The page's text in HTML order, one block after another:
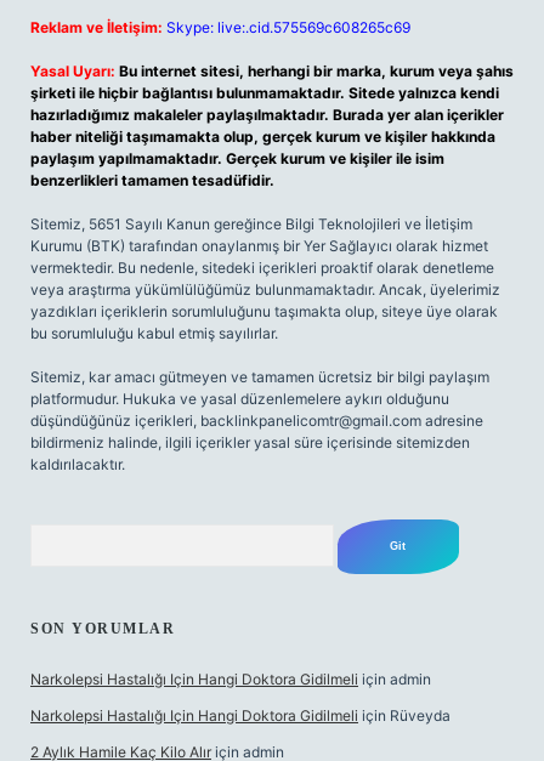
Reklam ve İletişim: Skype: live:.cid.575569c608265c69
Yasal Uyarı: Bu internet sitesi, herhangi bir marka, kurum veya şahıs
şirketi ile hiçbir bağlantısı bulunmamaktadır. Sitede yalnızca kendi
hazırladığımız makaleler paylaşılmaktadır. Burada yer alan içerikler
haber niteliği taşımamakta olup, gerçek kurum ve kişiler hakkında
paylaşım yapılmamaktadır. Gerçek kurum ve kişiler ile isim
benzerlikleri tamamen tesadüfidir.
Sitemiz, 5651 Sayılı Kanun gereğince Bilgi Teknolojileri ve İletişim
Kurumu (BTK) tarafından onaylanmış bir Yer Sağlayıcı olarak hizmet
vermektedir. Bu nedenle, sitedeki içerikleri proaktif olarak denetleme
veya araştırma yükümlülüğümüz bulunmamaktadır. Ancak, üyelerimiz
yazdıkları içeriklerin sorumluluğunu taşımakta olup, siteye üye olarak
bu sorumluluğu kabul etmiş sayılırlar.
Sitemiz, kar amacı gütmeyen ve tamamen ücretsiz bir bilgi paylaşım
platformudur. Hukuka ve yasal düzenlemelere aykırı olduğunu
düşündüğünüz içerikleri, backlinkpanelicomtr@gmail.com adresine
bildirmeniz halinde, ilgili içerikler yasal süre içerisinde sitemizden
kaldırılacaktır.
SON YORUMLAR
Narkolepsi Hastalığı Için Hangi Doktora Gidilmeli için admin
Narkolepsi Hastalığı Için Hangi Doktora Gidilmeli için Rüveyda
2 Aylık Hamile Kaç Kilo Alır için admin